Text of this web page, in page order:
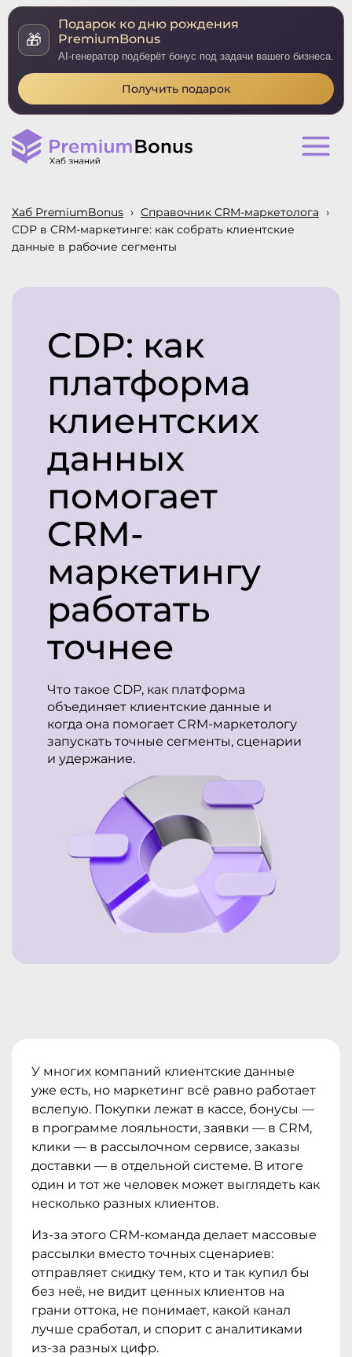
🎁
Подарок ко дню рождения
PremiumBonus
AI-генератор подберёт бонус под задачи вашего бизнеса.
Получить подарок
Хаб PremiumBonus › Справочник CRM-маркетолога ›
CDP в CRM-маркетинге: как собрать клиентские
данные в рабочие сегменты
CDP: как
платформа
клиентских
данных
помогает
CRM-
маркетингу
работать
точнее
Что такое CDP, как платформа
объединяет клиентские данные и
когда она помогает CRM-маркетологу
запускать точные сегменты, сценарии
и удержание.
У многих компаний клиентские данные
уже есть, но маркетинг всё равно работает
вслепую. Покупки лежат в кассе, бонусы —
в программе лояльности, заявки — в CRM,
клики — в рассылочном сервисе, заказы
доставки — в отдельной системе. В итоге
один и тот же человек может выглядеть как
несколько разных клиентов.
Из-за этого CRM-команда делает массовые
рассылки вместо точных сценариев:
отправляет скидку тем, кто и так купил бы
без неё, не видит ценных клиентов на
грани оттока, не понимает, какой канал
лучше сработал, и спорит с аналитиками
из-за разных цифр.